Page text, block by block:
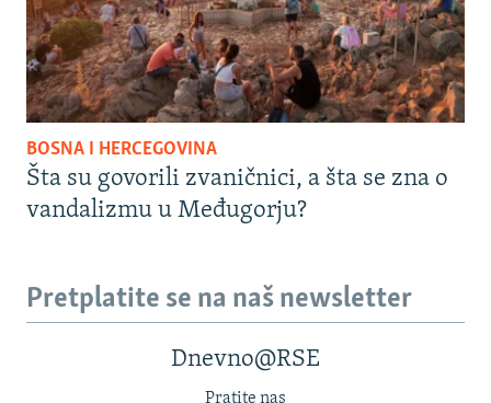
BOSNA I HERCEGOVINA
Šta su govorili zvaničnici, a šta se zna o
vandalizmu u Međugorju?
Pretplatite se na naš newsletter
Dnevno@RSE
Pratite nas